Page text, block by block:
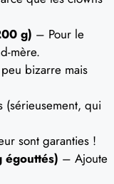
g) – Pour le
mère.
bizarre mais
qui
sont garanties !
égouttés) – Ajoute